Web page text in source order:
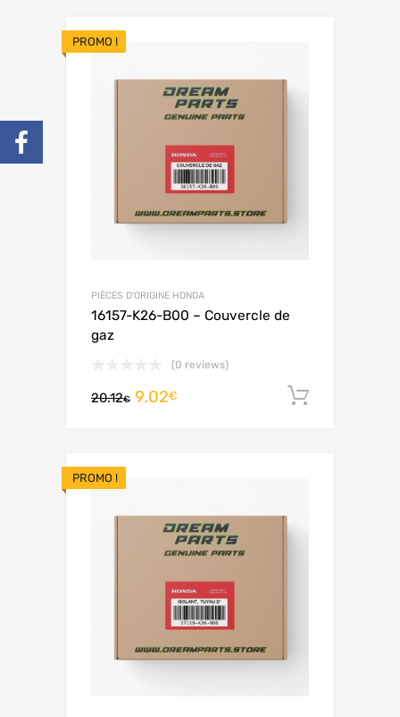
PROMO !
PIÈCES D'ORIGINE HONDA
16157-K26-B00 – Couvercle de
gaz
(0 reviews)
20.12€ 9.02€
PROMO !